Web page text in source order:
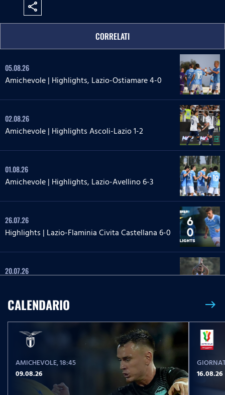
share
CORRELATI
05.08.26
Amichevole | Highlights, Lazio-Ostiamare 4-0
02.08.26
Amichevole | Highlights Ascoli-Lazio 1-2
01.08.26
Amichevole | Highlights, Lazio-Avellino 6-3
26.07.26
Highlights | Lazio-Flaminia Civita Castellana 6-0
20.07.26
24.05.26
Highlights Serie A Enilive | Lazio-Pisa 2-1
17.05.26
Highlights Serie A Women Athora | Fiorentina-
Lazio Women 2-1
CALENDARIO east
AMICHEVOLE, 18:45
09.08.26
16.08.26